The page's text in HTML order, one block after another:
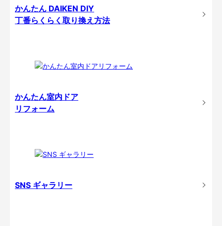
かんたん DAIKEN DIY
丁番らくらく取り換え方法
かんたん室内ドア
リフォーム
SNS ギャラリー